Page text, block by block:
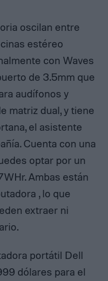
oscilan entre
estéreo
con Waves
de 3.5mm que
audífonos y
matriz dual, y tiene
el asistente
Cuenta con una
optar por un
Ambas están
, lo que
extraer ni
portátil Dell
dólares para el